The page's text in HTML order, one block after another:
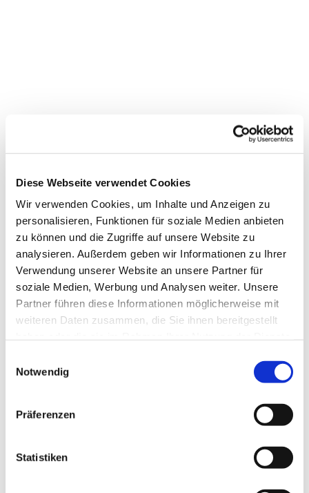
Diese Webseite verwendet Cookies
Wir verwenden Cookies, um Inhalte und Anzeigen zu
personalisieren, Funktionen für soziale Medien anbieten
zu können und die Zugriffe auf unsere Website zu
analysieren. Außerdem geben wir Informationen zu Ihrer
Verwendung unserer Website an unsere Partner für
soziale Medien, Werbung und Analysen weiter. Unsere
Partner führen diese Informationen möglicherweise mit
weiteren Daten zusammen, die Sie ihnen bereitgestellt
Notwendig
Präferenzen
Statistiken
Dies könnte Sie auch
interessieren